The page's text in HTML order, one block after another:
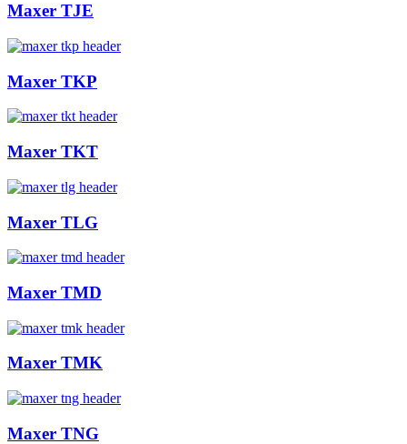
Maxer TJE
Maxer TKP
Maxer TKT
Maxer TLG
Maxer TMD
Maxer TMK
Maxer TNG